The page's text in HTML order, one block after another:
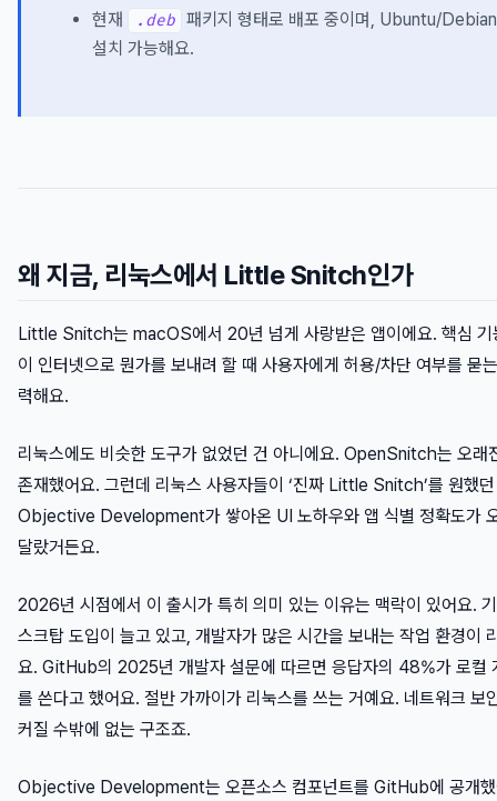
현재
.deb
패키지 형태로 배포 중이며, Ubuntu/
설치 가능해요.
왜 지금, 리눅스에서 Little Snitch인가
Little Snitch는 macOS에서 20년 넘게 사랑받은 앱이에요. 핵심 기
이 인터넷으로 뭔가를 보내려 할 때 사용자에게 허용/차단 여부를 묻
력해요.
리눅스에도 비슷한 도구가 없었던 건 아니에요. OpenSnitch는 오래
존재했어요. 그런데 리눅스 사용자들이 ‘진짜 Little Snitch’를 원했
Objective Development가 쌓아온 UI 노하우와 앱 식별 정확도가
달랐거든요.
2026년 시점에서 이 출시가 특히 의미 있는 이유는 맥락이 있어요.
스크탑 도입이 늘고 있고, 개발자가 많은 시간을 보내는 작업 환경이
요. GitHub의 2025년 개발자 설문에 따르면 응답자의 48%가 로컬
를 쓴다고 했어요. 절반 가까이가 리눅스를 쓰는 거예요. 네트워크 보
커질 수밖에 없는 구조죠.
Objective Development는 오픈소스 컴포넌트를 GitHub에 공개